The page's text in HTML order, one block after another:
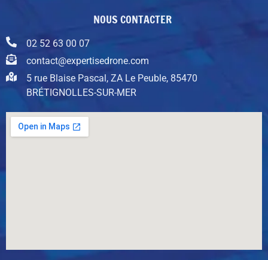
NOUS CONTACTER
02 52 63 00 07
contact@expertisedrone.com
5 rue Blaise Pascal, ZA Le Peuble, 85470
BRÉTIGNOLLES-SUR-MER